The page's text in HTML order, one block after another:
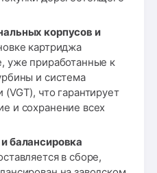
корпусов и
картриджа
уже приработанные к
и система
что гарантирует
и сохранение всех
балансировка
в сборе,